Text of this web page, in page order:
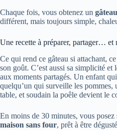
En moins de 30 minutes, vous
maison sans four, prêt à être
pluvieux ou un dîner improvisé. Au
C’est une petite parenthèse de
recréer chez vous, quand vous le
Auteur/autrice